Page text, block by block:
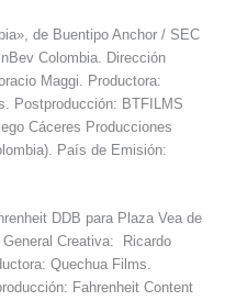
de Buentipo Anchor / SEC
Colombia. Dirección
Maggi. Productora:
Postproducción: BTFILMS
Cáceres Producciones
País de Emisión:
DDB para Plaza Vea de
Creativa: Ricardo
Quechua Films.
Fahrenheit Content